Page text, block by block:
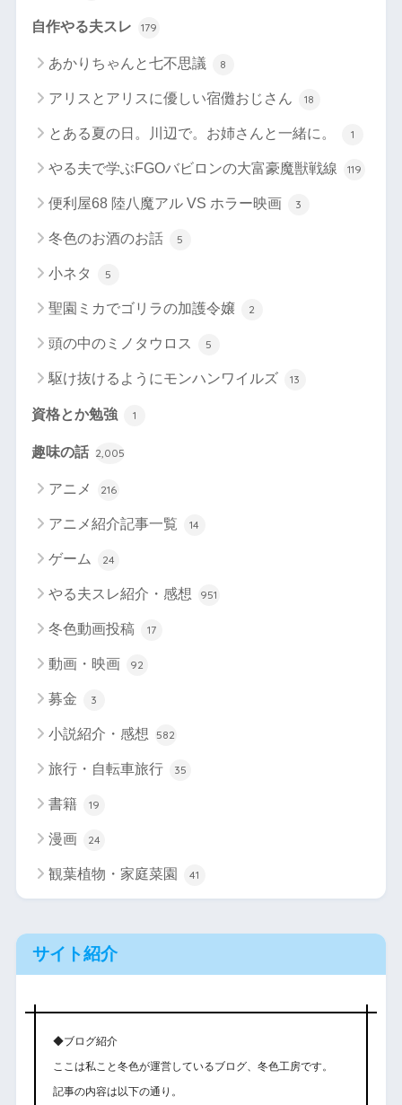
自作やる夫スレ 179
あかりちゃんと七不思議 8
アリスとアリスに優しい宿儺おじさん 18
とある夏の日。川辺で。お姉さんと一緒に。 1
やる夫で学ぶFGOバビロンの大富豪魔獣戦線 119
便利屋68 陸八魔アル VS ホラー映画 3
冬色のお酒のお話 5
小ネタ 5
聖園ミカでゴリラの加護令嬢 2
頭の中のミノタウロス 5
駆け抜けるようにモンハンワイルズ 13
資格とか勉強 1
趣味の話 2,005
アニメ 216
アニメ紹介記事一覧 14
ゲーム 24
やる夫スレ紹介・感想 951
冬色動画投稿 17
動画・映画 92
募金 3
小説紹介・感想 582
旅行・自転車旅行 35
書籍 19
漫画 24
観葉植物・家庭菜園 41
サイト紹介
◆ブログ紹介
ここは私こと冬色が運営しているブログ、冬色工房です。
記事の内容は以下の通り。